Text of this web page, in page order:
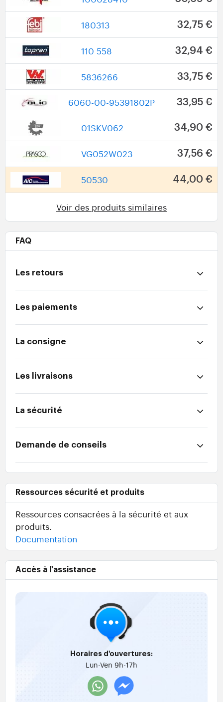
180313 32,75 €
110 558 32,94 €
5836266 33,75 €
6060-00-95391802P 33,95 €
01SKV062 34,90 €
VG052W023 37,56 €
50530 44,00 €
Voir des produits similaires
FAQ
Les retours
Les paiements
La consigne
Les livraisons
La sécurité
Demande de conseils
Ressources sécurité et produits
Ressources consacrées à la sécurité et aux
produits.
Documentation
Accès à l'assistance
Horaires d'ouvertures:
Lun-Ven 9h-17h